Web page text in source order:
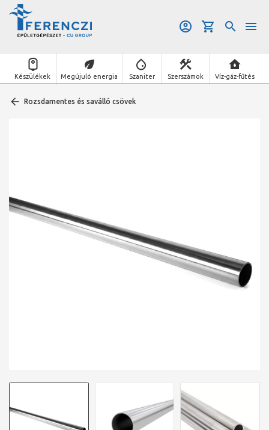
Készülékek Megújuló energia Szaniter Szerszámok Víz-gáz-fűtés
Rozsdamentes és saválló csövek